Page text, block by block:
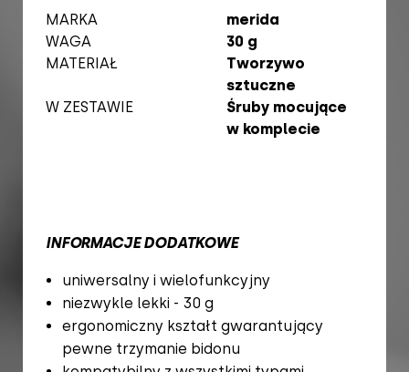
MARKA
merida
WAGA
30 g
MATERIAŁ
Tworzywo
sztuczne
W ZESTAWIE
Śruby mocujące
w komplecie
INFORMACJE DODATKOWE
uniwersalny i wielofunkcyjny
niezwykle lekki - 30 g
ergonomiczny kształt gwarantujący
pewne trzymanie bidonu